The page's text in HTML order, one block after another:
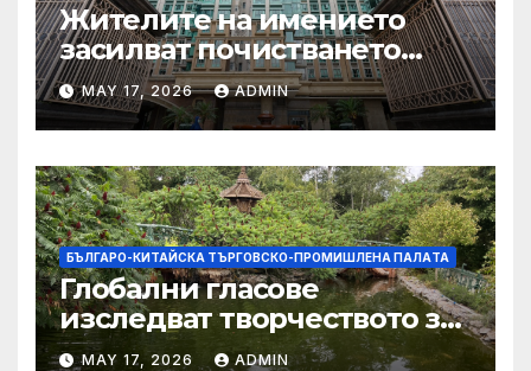
Жителите на имението
засилват почистването
след първия случай на
хепатит на плъхове в града
тази година
MAY 17, 2026 ADMIN
БЪЛГАРО-КИТАЙСКА ТЪРГОВСКО-ПРОМИШЛЕНА ПАЛAТА
Глобални гласове
изследват творчеството за
устойчиви градове в Wuxi
MAY 17, 2026 ADMIN